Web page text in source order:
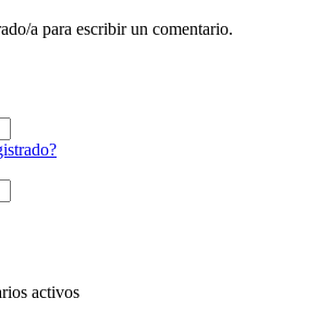
a para escribir un comentario.
activos